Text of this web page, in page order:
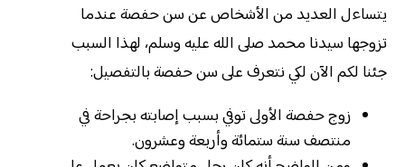
يتساءل العديد من الأشخاص عن سن حفصة عندما
تزوجها سيدنا محمد صلى الله عليه وسلم، لهذا السبب
جئنا لكم الآن لكي نتعرف على سن حفصة بالتفصيل:
زوج حفصة الأولى توفي بسبب إصابته بجراحة في
منتصف سنة ستمائة وأربعة وعشرون.